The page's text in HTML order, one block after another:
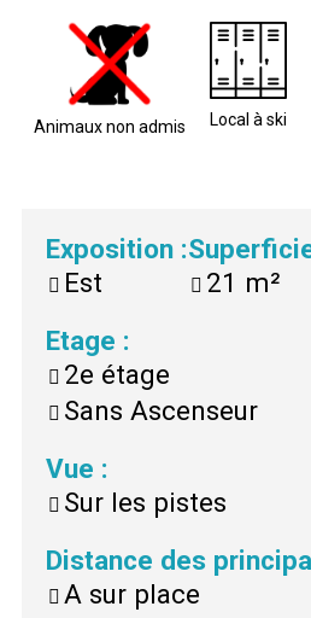
Animaux non admis Local à ski
Exposition :
Est
21 m²
Etage :
2e étage
Sans Ascenseur
Vue :
Sur les pistes
Distance des
A sur place